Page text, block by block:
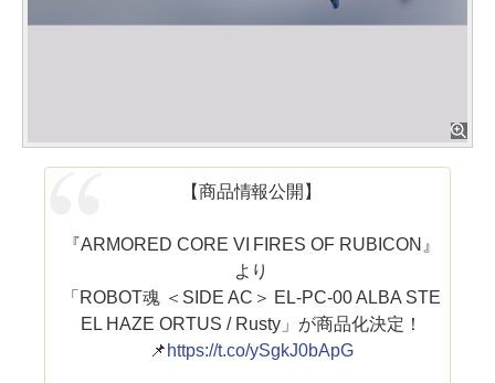
【商品情報公開】
『ARMORED CORE VI FIRES OF RUBICON』
より
「ROBOT魂 ＜SIDE AC＞ EL-PC-00 ALBA STE
EL HAZE ORTUS / Rusty」が商品化決定！
📌 https://t.co/ySgkJ0bApG